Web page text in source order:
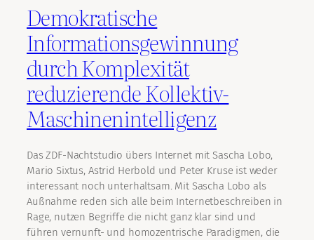
Demokratische
Informationsgewinnung
durch Komplexität
reduzierende Kollektiv-
Maschinenintelligenz
Das ZDF-Nachtstudio übers Internet mit Sascha Lobo,
Mario Sixtus, Astrid Herbold und Peter Kruse ist weder
interessant noch unterhaltsam. Mit Sascha Lobo als
Außnahme reden sich alle beim Internetbeschreiben in
Rage, nutzen Begriffe die nicht ganz klar sind und
führen vernunft- und homozentrische Paradigmen, die